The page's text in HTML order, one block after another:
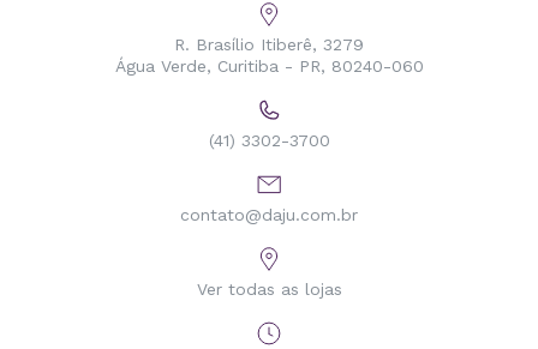
R. Brasílio Itiberê, 3279
Água Verde, Curitiba - PR, 80240-060
(41) 3302-3700
contato@daju.com.br
Ver todas as lojas